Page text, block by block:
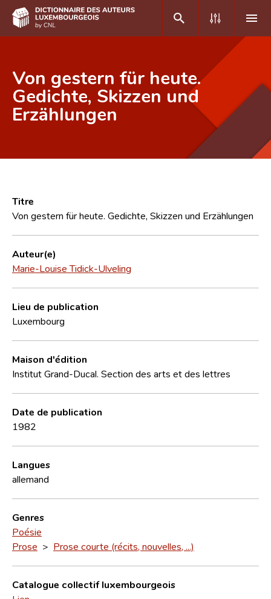
DE FR
Accueil
Recherche avancée
CNL
Équipe scientifique
Contact
Von gestern für heute.
Gedichte, Skizzen und
Erzählungen
Titre
Von gestern für heute. Gedichte, Skizzen und Erzählungen
Auteur(e)
Marie-Louise Tidick-Ulveling
Lieu de publication
Luxembourg
Maison d'édition
Institut Grand-Ducal. Section des arts et des lettres
Date de publication
1982
Langues
allemand
Genres
Poésie
Prose > Prose courte (récits, nouvelles, ...)
Catalogue collectif luxembourgeois